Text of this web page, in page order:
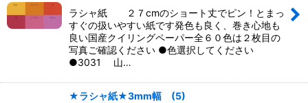
ラシャ紙 ２７cmのショート丈でピン！とまっ
すぐの扱いやすい紙です発色も良く、巻き心地も
良い国産クイリングペーパー全６０色は２枚目の
写真ご確認ください ●色選択してください
●3031 山…
★ラシャ紙★3mm幅 (5)